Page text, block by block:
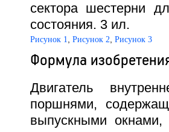
сектора шестерни
состояния. 3 ил.
Рисунок 1 Рисунок 2 Рисунок 3
Формула
Двигатель
поршнями,
выпускными